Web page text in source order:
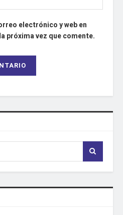
electrónico y web en
próxima vez que comente.